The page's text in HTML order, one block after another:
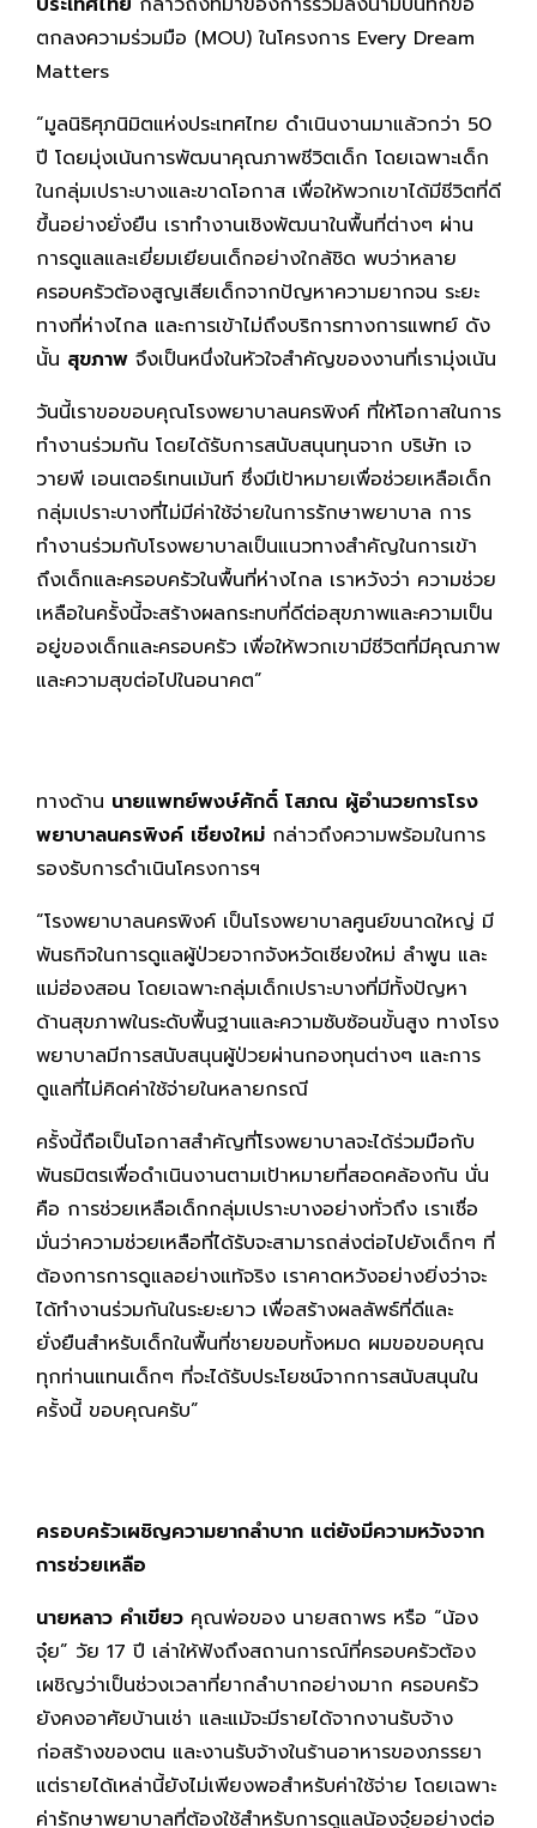
ตกลงความร่วมมือ (MOU) ในโครงการ Every Dream
Matters
“มูลนิธิศุภนิมิตแห่งประเทศไทย ดำเนินงานมาแล้วกว่า 50
ปี โดยมุ่งเน้นการพัฒนาคุณภาพชีวิตเด็ก โดยเฉพาะเด็ก
ในกลุ่มเปราะบางและขาดโอกาส เพื่อให้พวกเขาได้มีชีวิตที่ดี
ขึ้นอย่างยั่งยืน เราทำงานเชิงพัฒนาในพื้นที่ต่างๆ ผ่าน
การดูแลและเยี่ยมเยียนเด็กอย่างใกล้ชิด พบว่าหลาย
ครอบครัวต้องสูญเสียเด็กจากปัญหาความยากจน ระยะ
ทางที่ห่างไกล และการเข้าไม่ถึงบริการทางการแพทย์ ดัง
นั้น สุขภาพ จึงเป็นหนึ่งในหัวใจสำคัญของงานที่เรามุ่งเน้น
วันนี้เราขอขอบคุณโรงพยาบาลนครพิงค์ ที่ให้โอกาสในการ
ทำงานร่วมกัน โดยได้รับการสนับสนุนทุนจาก บริษัท เจ
วายพี เอนเตอร์เทนเม้นท์ ซึ่งมีเป้าหมายเพื่อช่วยเหลือเด็ก
กลุ่มเปราะบางที่ไม่มีค่าใช้จ่ายในการรักษาพยาบาล การ
ทำงานร่วมกับโรงพยาบาลเป็นแนวทางสำคัญในการเข้า
ถึงเด็กและครอบครัวในพื้นที่ห่างไกล เราหวังว่า ความช่วย
เหลือในครั้งนี้จะสร้างผลกระทบที่ดีต่อสุขภาพและความเป็น
อยู่ของเด็กและครอบครัว เพื่อให้พวกเขามีชีวิตที่มีคุณภาพ
และความสุขต่อไปในอนาคต”
ทางด้าน นายแพทย์พงษ์ศักดิ์ โสภณ ผู้อำนวยการโรง
พยาบาลนครพิงค์ เชียงใหม่ กล่าวถึงความพร้อมในการ
รองรับการดำเนินโครงการฯ
“โรงพยาบาลนครพิงค์ เป็นโรงพยาบาลศูนย์ขนาดใหญ่ มี
พันธกิจในการดูแลผู้ป่วยจากจังหวัดเชียงใหม่ ลำพูน และ
แม่ฮ่องสอน โดยเฉพาะกลุ่มเด็กเปราะบางที่มีทั้งปัญหา
ด้านสุขภาพในระดับพื้นฐานและความซับซ้อนขั้นสูง ทางโรง
พยาบาลมีการสนับสนุนผู้ป่วยผ่านกองทุนต่างๆ และการ
ดูแลที่ไม่คิดค่าใช้จ่ายในหลายกรณี
ครั้งนี้ถือเป็นโอกาสสำคัญที่โรงพยาบาลจะได้ร่วมมือกับ
พันธมิตรเพื่อดำเนินงานตามเป้าหมายที่สอดคล้องกัน นั่น
คือ การช่วยเหลือเด็กกลุ่มเปราะบางอย่างทั่วถึง เราเชื่อ
มั่นว่าความช่วยเหลือที่ได้รับจะสามารถส่งต่อไปยังเด็กๆ ที่
ต้องการการดูแลอย่างแท้จริง เราคาดหวังอย่างยิ่งว่าจะ
ได้ทำงานร่วมกันในระยะยาว เพื่อสร้างผลลัพธ์ที่ดีและ
ยั่งยืนสำหรับเด็กในพื้นที่ชายขอบทั้งหมด ผมขอขอบคุณ
ทุกท่านแทนเด็กๆ ที่จะได้รับประโยชน์จากการสนับสนุนใน
ครั้งนี้ ขอบคุณครับ”
ครอบครัวเผชิญความยากลำบาก แต่ยังมีความหวังจาก
การช่วยเหลือ
นายหลาว คำเขียว คุณพ่อของ นายสถาพร หรือ “น้อง
จุ๋ย” วัย 17 ปี เล่าให้ฟังถึงสถานการณ์ที่ครอบครัวต้อง
เผชิญว่าเป็นช่วงเวลาที่ยากลำบากอย่างมาก ครอบครัว
ยังคงอาศัยบ้านเช่า และแม้จะมีรายได้จากงานรับจ้าง
ก่อสร้างของตน และงานรับจ้างในร้านอาหารของภรรยา
แต่รายได้เหล่านี้ยังไม่เพียงพอสำหรับค่าใช้จ่าย โดยเฉพาะ
ค่ารักษาพยาบาลที่ต้องใช้สำหรับการดูแลน้องจุ๋ยอย่างต่อ